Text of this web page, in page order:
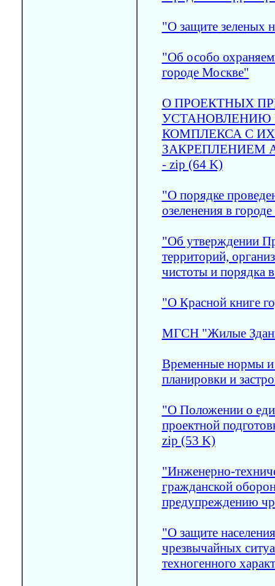
"О защите зеленых
"Об особо
городе Москве"
О ПРОЕКТНЫХ
УСТАНОВЛЕНИЮ
КОМПЛЕКСА С
ЗАКРЕПЛЕНИЕМ
- zip (64 K)
"О порядке
озеленения в
"Об утверждении
территорий,
чистоты и порядка
"О Красной книге
МГСН "Жилые
Временные нормы и
планировки и
"О Положении о
проектной
zip (53 K)
"Инженерно-
гражданской
предупреждению
"О защите
чрезвычайных
техногенного